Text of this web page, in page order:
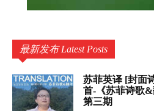
最新发布 Latest Posts
苏菲英译 [封面
首-《苏菲诗歌
第三期